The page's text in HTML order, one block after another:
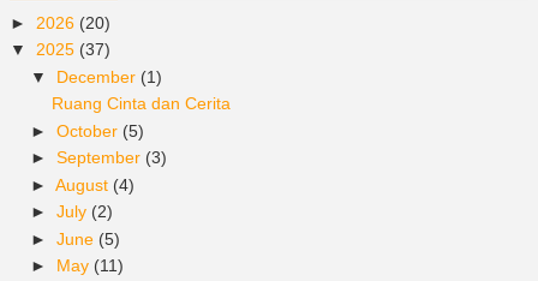
► 2026 (20)
▼ 2025 (37)
▼ December (1)
Ruang Cinta dan Cerita
► October (5)
► September (3)
► August (4)
► July (2)
► June (5)
► May (11)